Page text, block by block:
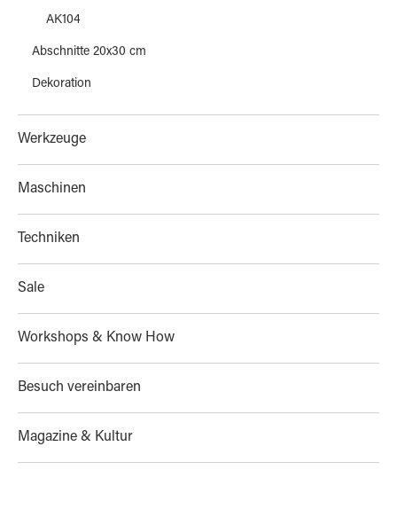
AK104
Abschnitte 20x30 cm
Dekoration
Werkzeuge
Maschinen
Techniken
Sale
Workshops & Know How
Besuch vereinbaren
Magazine & Kultur